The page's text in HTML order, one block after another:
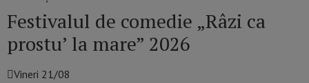
Festivalul de comedie „Râzi ca
prostu’ la mare” 2026
Vineri 21/08